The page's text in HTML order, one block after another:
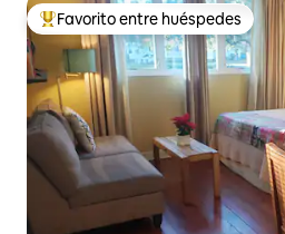
Favorito entre huéspedes preferido
Favorito entre huéspedes